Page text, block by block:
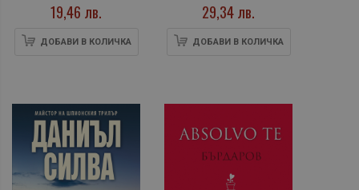
19,46 лв.
ДОБАВИ В КОЛИЧКА
29,34 лв.
ДОБАВИ В КОЛИЧКА